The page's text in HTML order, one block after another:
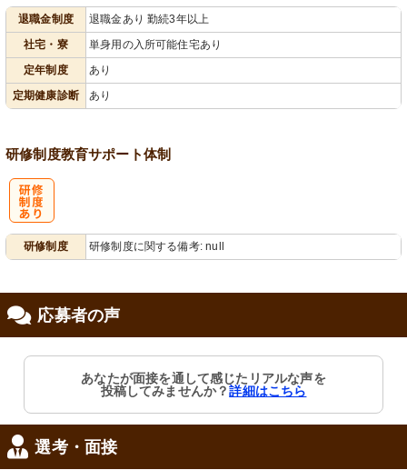
退職金制度
退職金あり 勤続3年以上
社宅・寮
単身用の入所可能住宅あり
定年制度
あり
定期健康診断
あり
研修制度教育サポート体制
研修制度 研修制度に関する備考: null
応募者の声
あなたが面接を通して感じたリアルな声を
投稿してみませんか？詳細はこちら
選考・面接